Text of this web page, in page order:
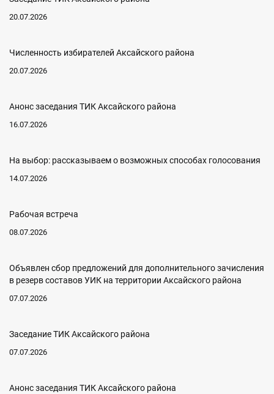
20.07.2026
Численность избирателей Аксайского района
20.07.2026
Анонс заседания ТИК Аксайского района
16.07.2026
На выбор: рассказываем о возможных способах голосования
14.07.2026
Рабочая встреча
08.07.2026
Объявлен сбор предложений для дополнительного зачисления
в резерв составов УИК на территории Аксайского района
07.07.2026
Заседание ТИК Аксайского района
07.07.2026
Анонс заседания ТИК Аксайского района